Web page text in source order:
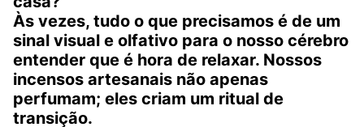
Às vezes, tudo o que precisamos é de um
sinal visual e olfativo para o nosso cérebro
entender que é hora de relaxar. Nossos
incensos artesanais não apenas
perfumam; eles criam um ritual de
transição.